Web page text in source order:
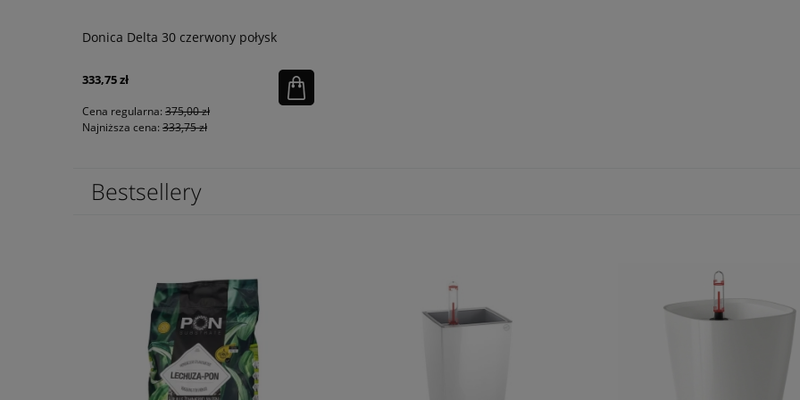
Donica Delta 30 czerwony połysk
333,75 zł
Cena regularna: 375,00 zł
Najniższa cena: 333,75 zł
Bestsellery